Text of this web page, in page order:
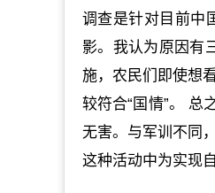
调查是针对目前中
影。我认为原因有
施，农民们即使想
较符合“国情”。 总
无害。与军训不同
这种活动中为实现